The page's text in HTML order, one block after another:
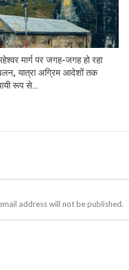
मार्ग पर जगह-जगह हो रहा
यात्रा अग्रिम आदेशों तक
रूप से…
address will not be published.